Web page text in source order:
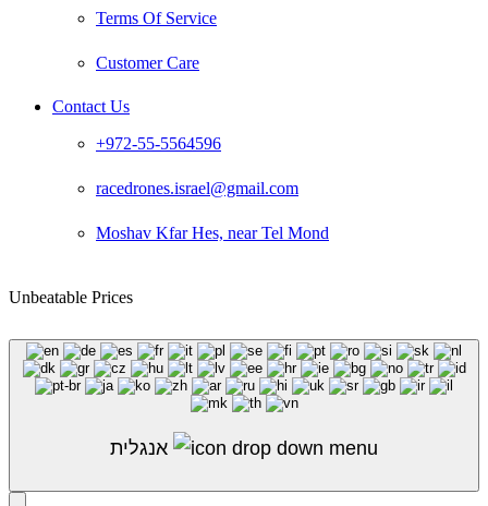
Terms Of Service
Customer Care
Contact Us
+972-55-5564596
racedrones.israel@gmail.com
Moshav Kfar Hes, near Tel Mond
Unbeatable Prices